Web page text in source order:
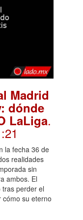
Madrid
dónde
LaLiga.
la fecha 36 de
realidades
sin
ambos. El
perder el
cómo su eterno